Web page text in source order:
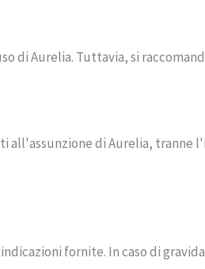
di Aurelia. Tuttavia, si
di Aurelia, tranne
fornite. In caso di